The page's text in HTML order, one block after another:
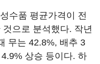
수품 평균가격이 전
으로 분석했다. 작년
무는 42.8%, 배추 3
상승 등이다. 하